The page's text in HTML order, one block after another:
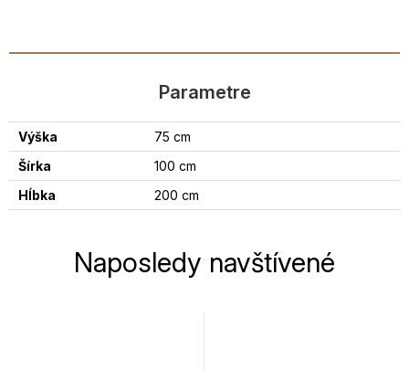
Parametre
Výška
75 cm
Šírka
100 cm
Hĺbka
200 cm
Naposledy navštívené